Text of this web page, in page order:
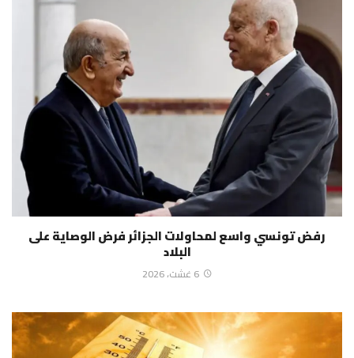
رفض تونسي واسع لمحاولات الجزائر فرض الوصاية على
البلاد
6 غشت، 2026